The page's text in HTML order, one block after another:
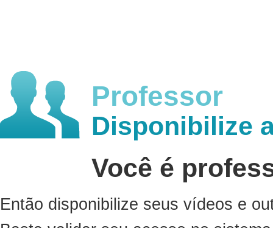
Professor
Disponibilize
Você é
Então disponibilize seus vídeos e